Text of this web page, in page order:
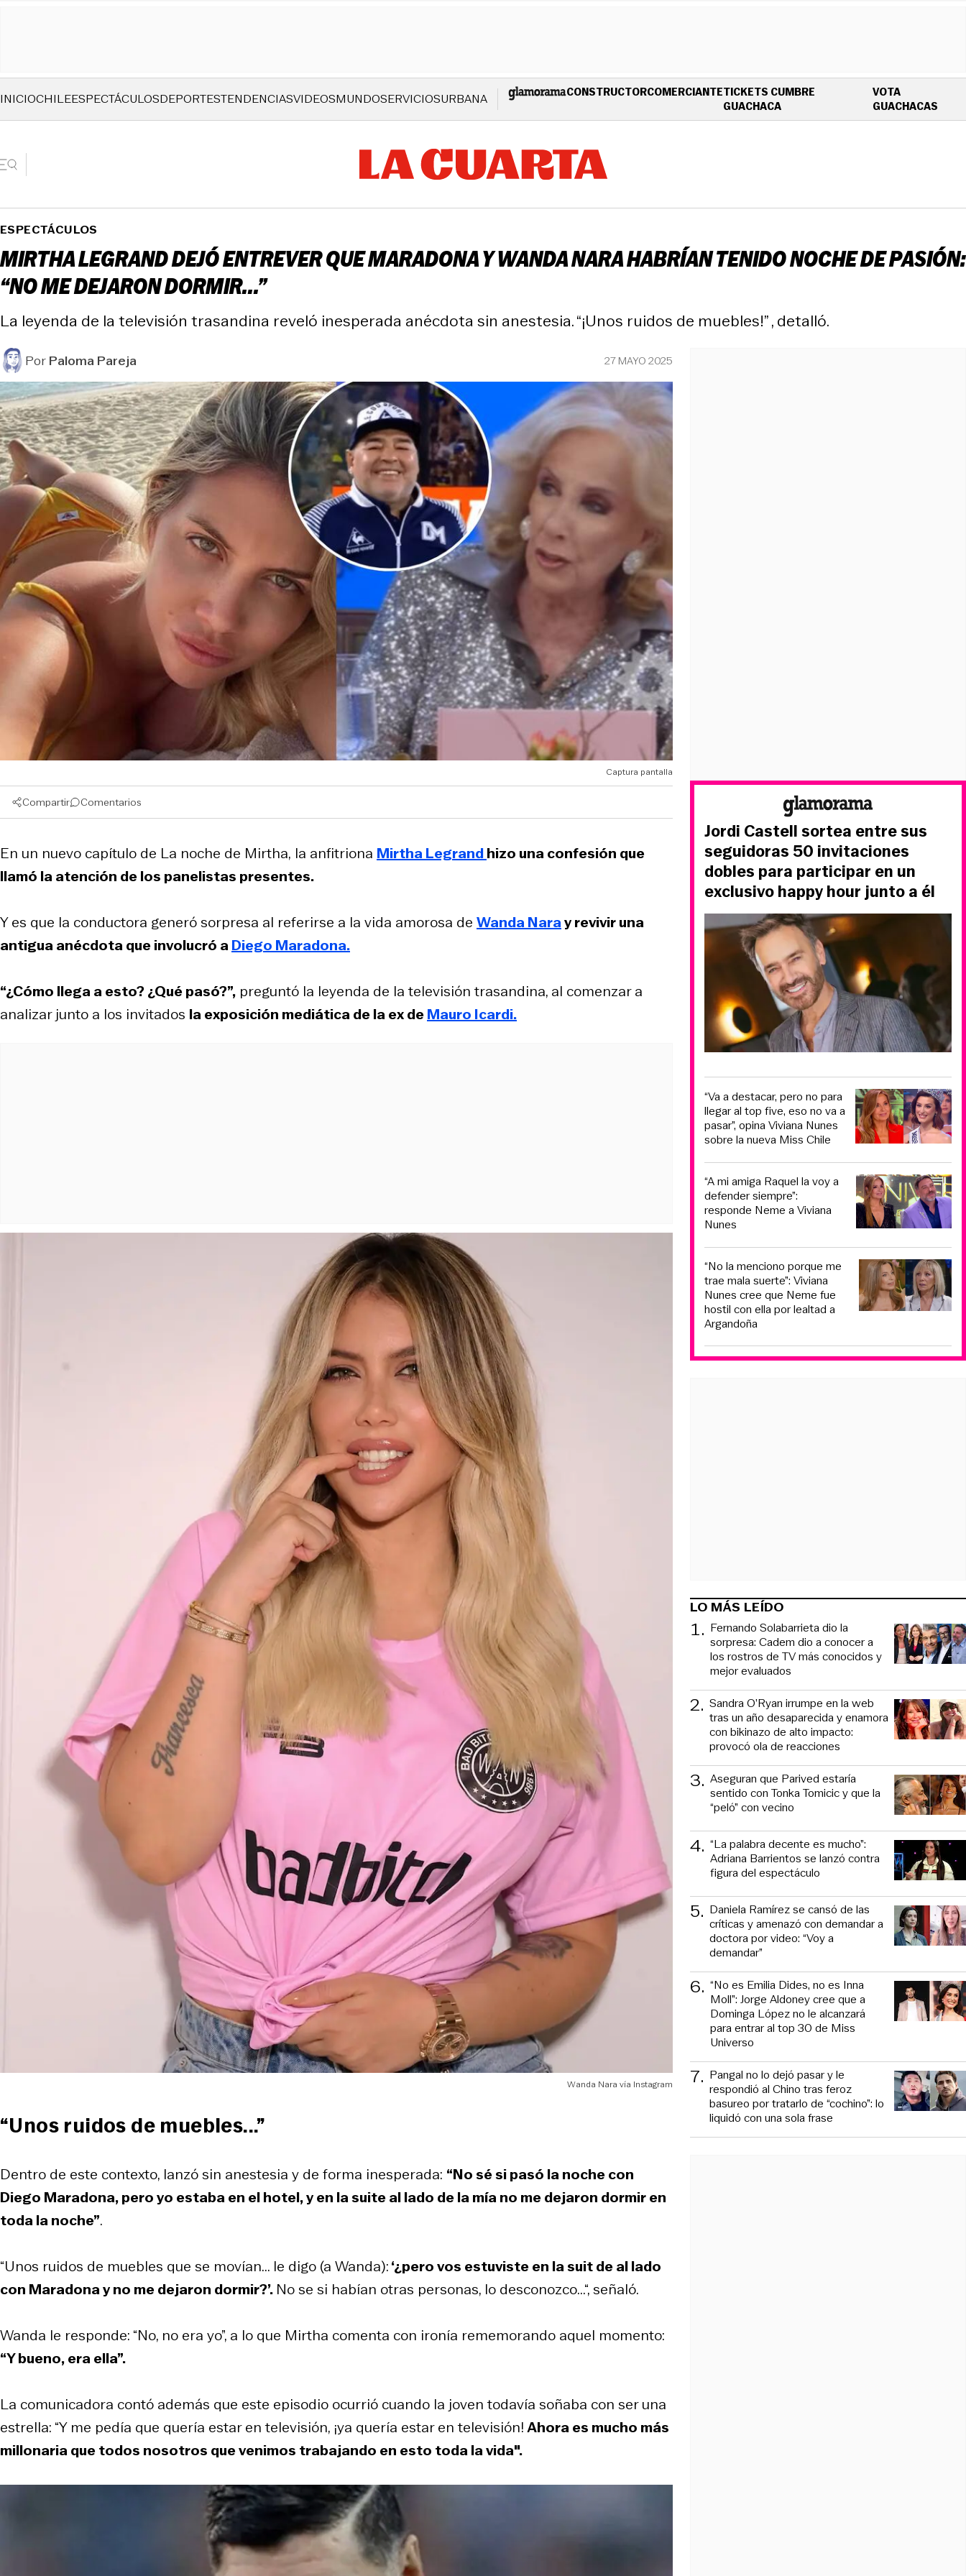
INICIOCHILEESPECTÁCULOSDEPORTESTENDENCIASVIDEOSMUNDOSERVICIOSURBANA CONSTRUCTORCOMERCIANTETICKETS CUMBRE
GUACHACAOPENS IN NEW WINDOW
VOTA
GUACHACAS
ESPECTÁCULOS
MIRTHA LEGRAND DEJÓ ENTREVER QUE MARADONA Y WANDA NARA HABRÍAN TENIDO NOCHE DE PASIÓN:
“NO ME DEJARON DORMIR...”
La leyenda de la televisión trasandina reveló inesperada anécdota sin anestesia. “¡Unos ruidos de muebles!” , detalló.
PorPaloma Pareja 27 MAYO 2025
Captura pantalla
Compartir Comentarios
En un nuevo capítulo de La noche de Mirtha, la anfitriona Mirtha Legrandhizo una confesión que
llamó la atención de los panelistas presentes.
Y es que la conductora generó sorpresa al referirse a la vida amorosa de Wanda Naray revivir una
antigua anécdota que involucró aDiego Maradona.
“¿Cómo llega a esto? ¿Qué pasó?”, preguntó la leyenda de la televisión trasandina, al comenzar a
analizar junto a los invitados la exposición mediática de la ex deMauro Icardi.
Wanda Nara vía Instagram
“Unos ruidos de muebles...”
Dentro de este contexto, lanzó sin anestesia y de forma inesperada: “No sé si pasó la noche con
Diego Maradona, pero yo estaba en el hotel, y en la suite al lado de la mía no me dejaron dormir en
toda la noche”.
“Unos ruidos de muebles que se movían... le digo (a Wanda):‘¿pero vos estuviste en la suit de al lado
con Maradona y no me dejaron dormir?’. No se si habían otras personas, lo desconozco...“, señaló.
Wanda le responde: “No, no era yo”, a lo que Mirtha comenta con ironía rememorando aquel momento:
“Y bueno, era ella”.
La comunicadora contó además que este episodio ocurrió cuando la joven todavía soñaba con ser una
estrella: “Y me pedía que quería estar en televisión, ¡ya quería estar en televisión!Ahora es mucho más
millonaria que todos nosotros que venimos trabajando en esto toda la vida".
Jordi Castell sortea entre sus
seguidoras 50 invitaciones
dobles para participar en un
exclusivo happy hour junto a él
“Va a destacar, pero no para
llegar al top five, eso no va a
pasar”, opina Viviana Nunes
sobre la nueva Miss Chile
“A mi amiga Raquel la voy a
defender siempre”:
responde Neme a Viviana
Nunes
“No la menciono porque me
trae mala suerte”: Viviana
Nunes cree que Neme fue
hostil con ella por lealtad a
Argandoña
LO MÁS LEÍDO
1. Fernando Solabarrieta dio la
sorpresa: Cadem dio a conocer a
los rostros de TV más conocidos y
mejor evaluados
2. Sandra O’Ryan irrumpe en la web
tras un año desaparecida y enamora
con bikinazo de alto impacto:
provocó ola de reacciones
3. Aseguran que Parived estaría
sentido con Tonka Tomicic y que la
“peló” con vecino
4. “La palabra decente es mucho”:
Adriana Barrientos se lanzó contra
figura del espectáculo
5. Daniela Ramírez se cansó de las
críticas y amenazó con demandar a
doctora por video: “Voy a
demandar”
6. “No es Emilia Dides, no es Inna
Moll”: Jorge Aldoney cree que a
Dominga López no le alcanzará
para entrar al top 30 de Miss
Universo
7. Pangal no lo dejó pasar y le
respondió al Chino tras feroz
basureo por tratarlo de “cochino”: lo
liquidó con una sola frase